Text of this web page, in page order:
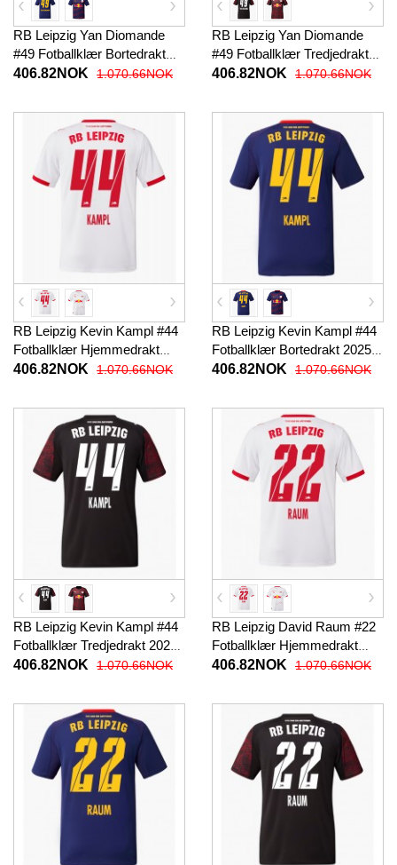
RB Leipzig Yan Diomande
#49 Fotballklær Bortedrakt
2025-26 Kortermet
406.82NOK 1.070.66NOK
RB Leipzig Yan Diomande
#49 Fotballklær Tredjedrakt
2025-26 Kortermet
406.82NOK 1.070.66NOK
RB Leipzig Kevin Kampl #44
Fotballklær Hjemmedrakt
2025-26 Kortermet
406.82NOK 1.070.66NOK
RB Leipzig Kevin Kampl #44
Fotballklær Bortedrakt 2025-
26 Kortermet
406.82NOK 1.070.66NOK
RB Leipzig Kevin Kampl #44
Fotballklær Tredjedrakt 2025-
26 Kortermet
406.82NOK 1.070.66NOK
RB Leipzig David Raum #22
Fotballklær Hjemmedrakt
2025-26 Kortermet
406.82NOK 1.070.66NOK